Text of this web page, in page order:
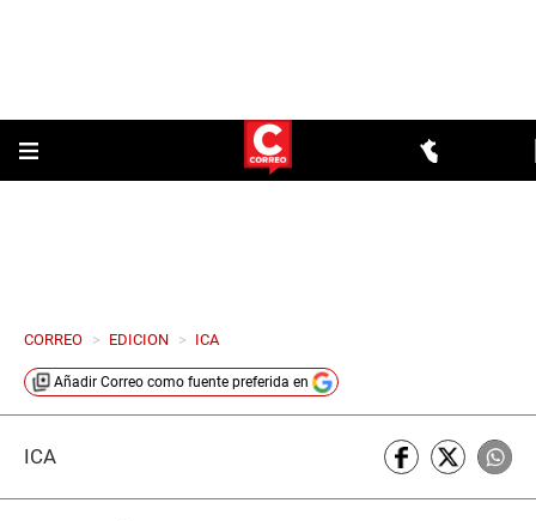
CORREO > EDICION > ICA
Añadir Correo como fuente preferida en
ICA